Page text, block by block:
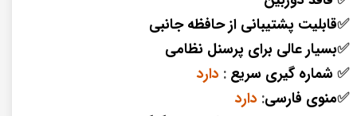
✅قابلیت پشتیبانی از حافظه جانبی
✅بسیار عالی برای پرسنل نظامی
✅ شماره گیری سریع : دارد
✅منوی فارسی: دارد